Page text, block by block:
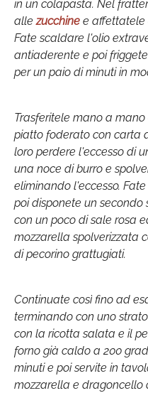
in un colapasta. Nel
allezucchine e affettatele
Fate scaldare l'olio
antiaderente e poi
per un paio di minuti in
Trasferitele mano a
piatto foderato con carta
loro perdere l'eccesso di
una noce di burro e
eliminando l'eccesso.
poi disponete un secondo
con un poco di sale rosa
mozzarella spolverizzata
di pecorino grattugiati.
Continuate così fino ad
terminando con uno
con la ricotta salata e il
forno già caldo a 200
minuti e poi servite in
mozzarella e dragoncello